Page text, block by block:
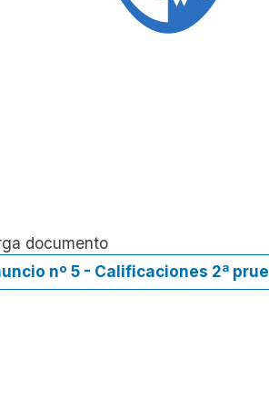
documento
nº 5 - Calificaciones 2ª